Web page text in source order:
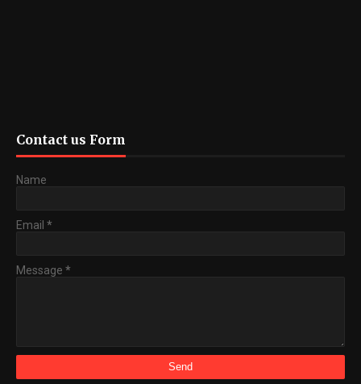
Contact us Form
Name
Email *
Message *